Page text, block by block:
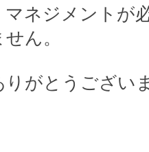
マネジメントが
ん。
りがとうござい